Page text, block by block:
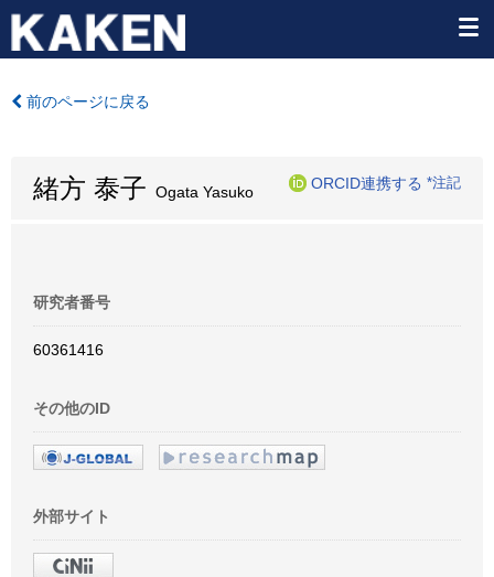
前のページに戻る
緒方 泰子 Ogata Yasuko
ORCID連携する *注記
研究者番号
60361416
その他のID
外部サイト